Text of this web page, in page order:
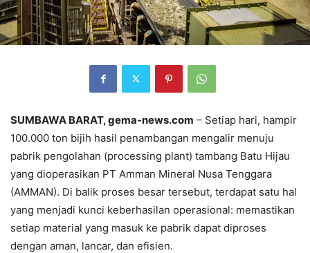
SUMBAWA BARAT, gema-news.com – Setiap hari, hampir
100.000 ton bijih hasil penambangan mengalir menuju
pabrik pengolahan (processing plant) tambang Batu Hijau
yang dioperasikan PT Amman Mineral Nusa Tenggara
(AMMAN). Di balik proses besar tersebut, terdapat satu hal
yang menjadi kunci keberhasilan operasional: memastikan
setiap material yang masuk ke pabrik dapat diproses
dengan aman, lancar, dan efisien.